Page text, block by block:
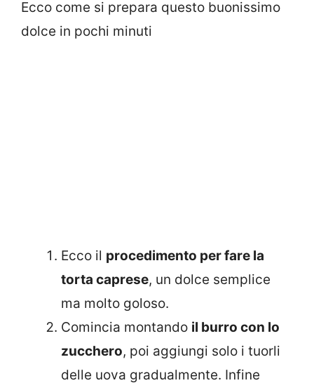
Ecco come si prepara questo buonissimo
dolce in pochi minuti
Ecco il procedimento per fare la
torta caprese, un dolce semplice
ma molto goloso.
Comincia montando il burro con lo
zucchero, poi aggiungi solo i tuorli
delle uova gradualmente. Infine